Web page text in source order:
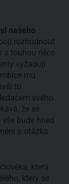
našeho
rozhodnout
a touhou něco
vyžadují
mu
to
svého
že se
bude hned
a otázka
která
který se